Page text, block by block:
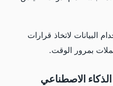
لاتخاذ قرارات
بمرور الوقت.